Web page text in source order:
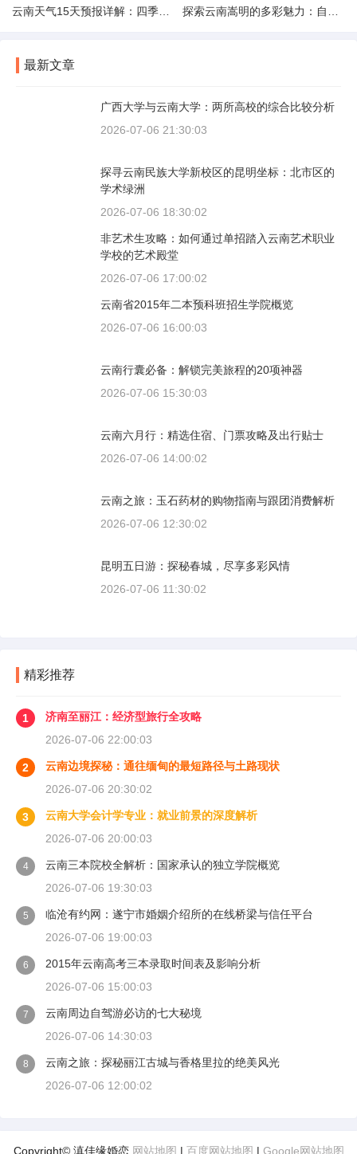
最新文章
广西大学与云南大学：两所高校的综合比较分析
2026-07-06 21:30:03
探寻云南民族大学新校区的昆明坐标：北市区的
学术绿洲
2026-07-06 18:30:02
非艺术生攻略：如何通过单招踏入云南艺术职业
学校的艺术殿堂
2026-07-06 17:00:02
云南省2015年二本预科班招生学院概览
2026-07-06 16:00:03
云南行囊必备：解锁完美旅程的20项神器
2026-07-06 15:30:03
云南六月行：精选住宿、门票攻略及出行贴士
2026-07-06 14:00:02
云南之旅：玉石药材的购物指南与跟团消费解析
2026-07-06 12:30:02
昆明五日游：探秘春城，尽享多彩风情
2026-07-06 11:30:02
精彩推荐
1
济南至丽江：经济型旅行全攻略
2026-07-06 22:00:03
2
云南边境探秘：通往缅甸的最短路径与土路现状
2026-07-06 20:30:02
3
云南大学会计学专业：就业前景的深度解析
2026-07-06 20:00:03
4
云南三本院校全解析：国家承认的独立学院概览
2026-07-06 19:30:03
5
临沧有约网：遂宁市婚姻介绍所的在线桥梁与信任平台
2026-07-06 19:00:03
6
2015年云南高考三本录取时间表及影响分析
2026-07-06 15:00:03
7
云南周边自驾游必访的七大秘境
2026-07-06 14:30:03
8
云南之旅：探秘丽江古城与香格里拉的绝美风光
2026-07-06 12:00:02
Copyright© 滇佳缘婚恋 网站地图 | 百度网站地图 | Google网站地图